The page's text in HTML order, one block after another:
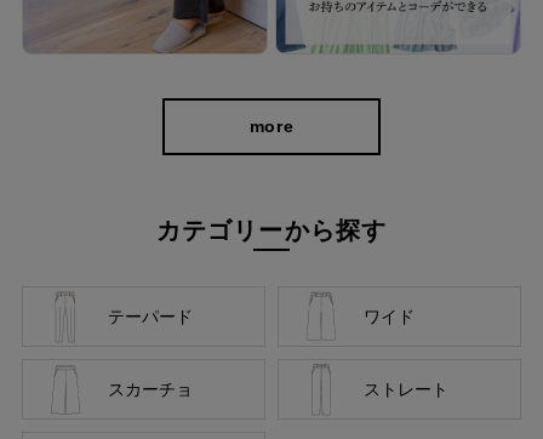
美しく、はきやすく、長く使える
お届けしたいのは、人の手から生まれる本物の良さと安心
感。 ベーシックなデザインだからこそ「はきやすい」「長
more
カテゴリーから探す
テーパード ワイド
スカーチョ ストレート